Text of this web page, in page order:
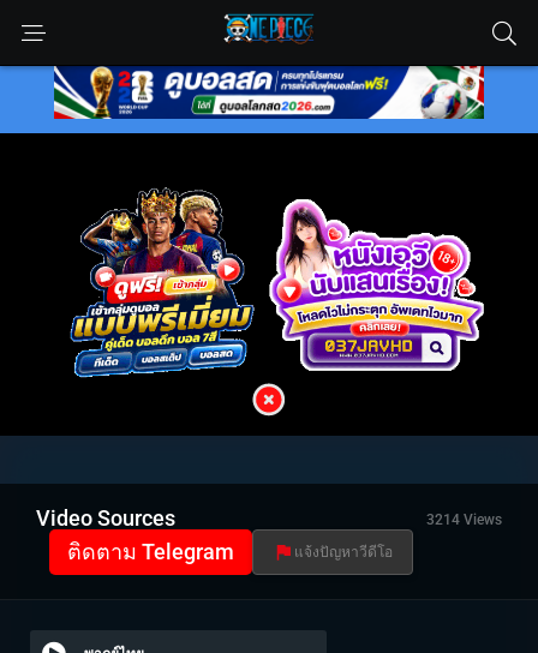
Video Sources 3214 Views
ติดตาม Telegram แจ้งปัญหาวีดีโอ